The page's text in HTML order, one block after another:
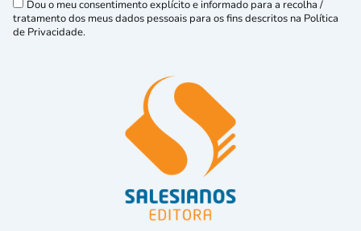
Dou o meu consentimento explícito e informado para a recolha /
tratamento dos meus dados pessoais para os fins descritos na Política
de Privacidade.